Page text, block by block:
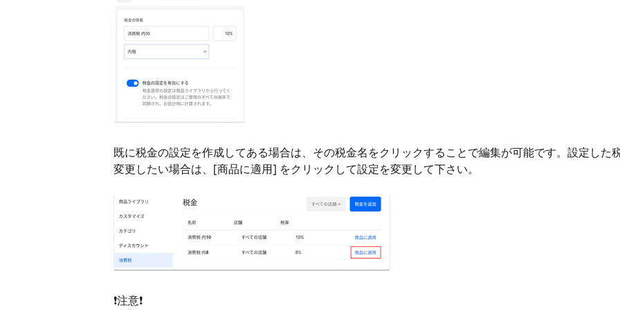
既に税金の設定を作成してある場合は、その税金名をクリックすることで編集が可能です。設定した
変更したい場合は、[商品に適用] をクリックして設定を変更して下さい。
❗注意❗